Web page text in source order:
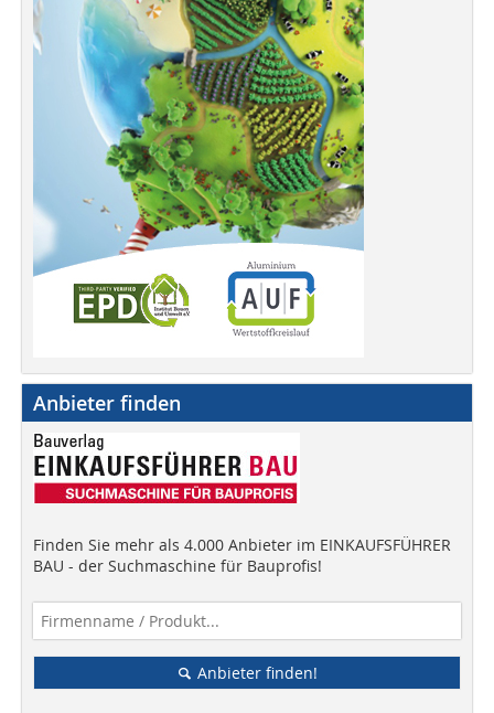
Anbieter finden
Finden Sie mehr als 4.000 Anbieter im EINKAUFSFÜHRER
BAU - der Suchmaschine für Bauprofis!
Anbieter finden!